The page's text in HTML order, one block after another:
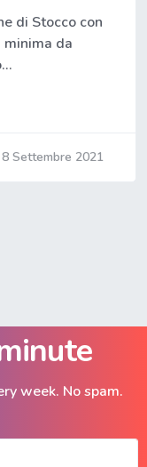
di Stocco con
da
8 Settembre 2021
week. No spam.